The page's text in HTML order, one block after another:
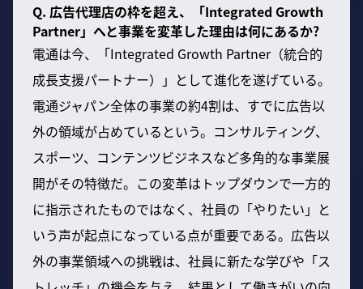
Q. 広告代理店の枠を超え、「Integrated Growth
Partner」へと事業を変革した理由は何にあるか?
電通は今、「Integrated Growth Partner（統合的
成長支援パートナー）」として進化を遂げている。
電通ジャパン全体の事業の約4割は、すでに広告以
外の領域が占めているという。コンサルティング、
スポーツ、コンテンツビジネスなど多角的な事業展
開がその特徴だ。この変革はトップダウンで一方的
に指示されたものではなく、社員の「やりたい」と
いう声が起点になっている点が重要である。広告以
外の事業領域への挑戦は、社員に新たな学びや「ス